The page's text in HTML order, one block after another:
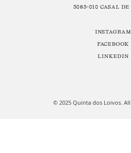
5085-010 CASAL DE
INSTAGRAM
FACEBOOK
LINKEDIN
© 2025 Quinta dos Loivos.